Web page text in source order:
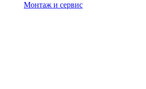
Монтаж и сервис